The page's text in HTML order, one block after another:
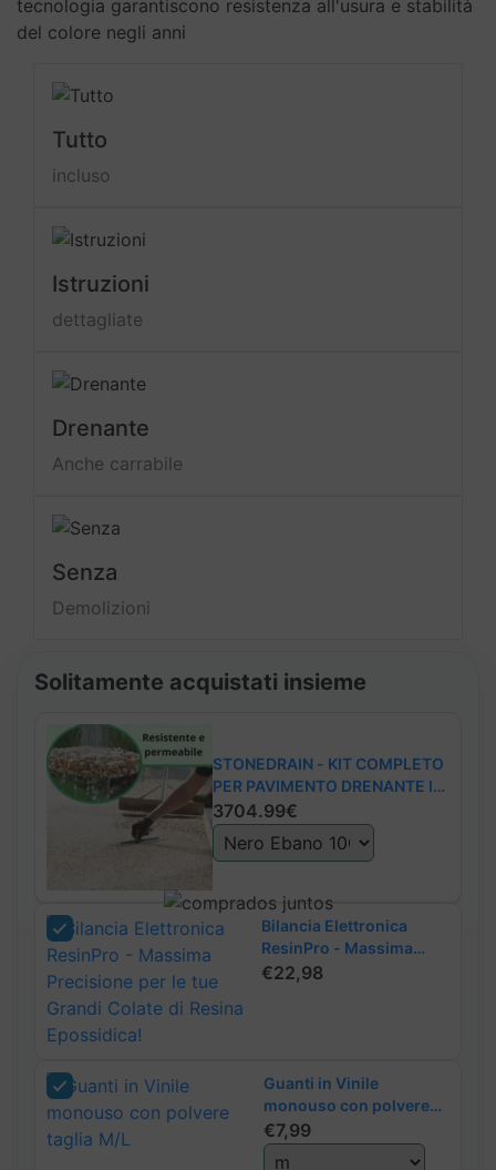
tecnologia garantiscono resistenza all'usura e stabilità
del colore negli anni
Tutto
incluso
Istruzioni
dettagliate
Drenante
Anche carrabile
Senza
Demolizioni
Solitamente acquistati insieme
STONEDRAIN - KIT COMPLETO
PER PAVIMENTO DRENANTE IN
CIOTTOLI E RESINA
3704.99€
Bilancia Elettronica
ResinPro - Massima
Precisione per le tue
€22,98
Guanti in Vinile
monouso con polvere
taglia M/L
€7,99